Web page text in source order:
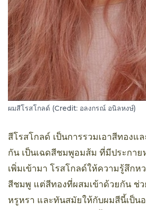
ผมสีโรสโกลด์ (Credit: อลงกรณ์ อนิลหงษ์)
สีโรสโกลด์ เป็นการรวมเอาสีทองแ
กัน เป็นเฉดสีชมพูอมส้ม ที่มีประกาย
เพิ่มเข้ามา โรสโกลด์ให้ความรู้สึกห
สีชมพู แต่สีทองที่ผสมเข้าด้วยกัน ช่ว
หรูหรา และทันสมัยให้กับผมสีนี้เป็น